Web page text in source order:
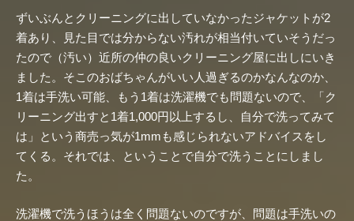
ずいぶんとクリーニングに出していなかったジャケットが2
着あり、見た目では分からない汚れが相当付いていそうだっ
たので（汚い）近所の仲の良いクリーニング屋に出しにいき
ました。そこのおばちゃんがいい人過ぎるのかなんなのか、
1着は手洗い可能、もう1着は洗濯機でも問題ないので、「ク
リーニング出すと1着1,000円以上するし、自分で洗ってみて
は」という商売っ気が1mmも感じられないアドバイスをし
てくる。それでは、ということで自分で洗うことにしまし
た。
洗濯機で洗うほうは全く問題ないのですが、問題は手洗いの